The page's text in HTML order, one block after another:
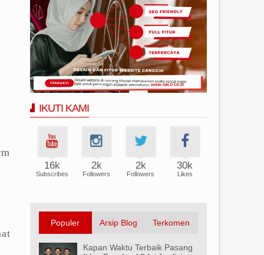
IKUTI KAMI
16k
Subscribes
2k
Followers
2k
Followers
30k
Likes
Populer Arsip Blog Terkomen
Kapan Waktu Terbaik Pasang